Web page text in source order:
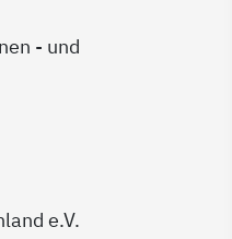
- und
e.V.